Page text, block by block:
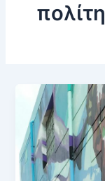
πολίτη